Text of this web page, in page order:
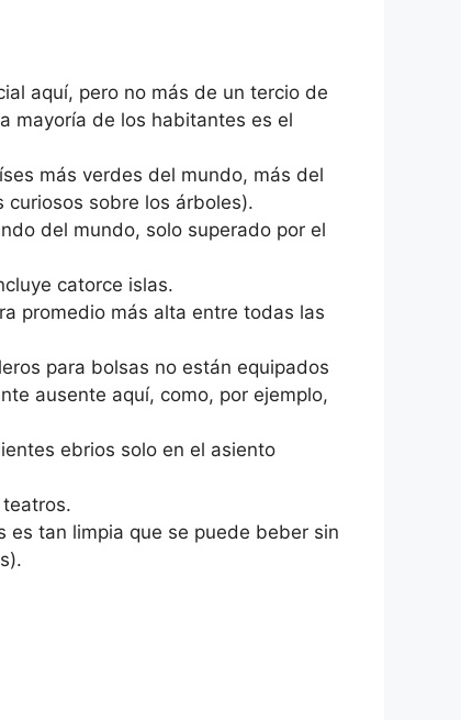
aquí, pero no más de un tercio de
mayoría de los habitantes es el
más verdes del mundo, más del
sobre los árboles).
del mundo, solo superado por el
catorce islas.
promedio más alta entre todas las
para bolsas no están equipados
ausente aquí, como, por ejemplo,
ebrios solo en el asiento
es tan limpia que se puede beber sin